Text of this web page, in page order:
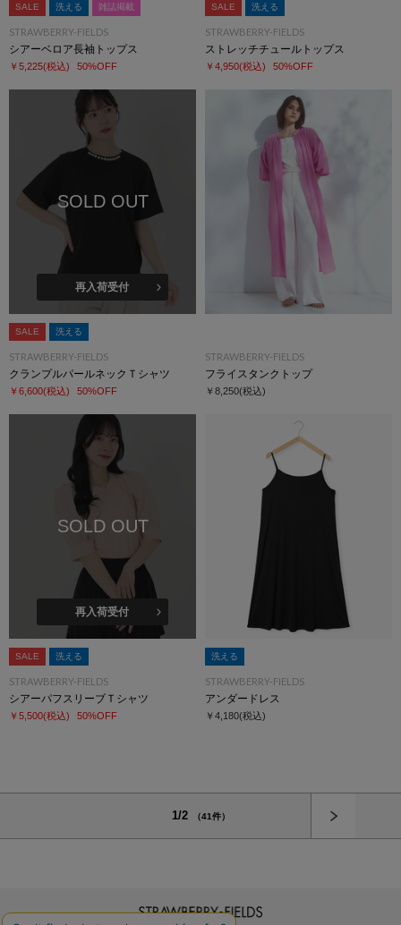
SALE 洗える 雑誌掲載
STRAWBERRY-FIELDS
シアーベロア長袖トップス
￥5,225(税込) 50%OFF
SALE 洗える
STRAWBERRY-FIELDS
ストレッチチュールトップス
￥4,950(税込) 50%OFF
SOLD OUT
再入荷受付
SALE 洗える
STRAWBERRY-FIELDS
クランプルパールネックＴシャツ
￥6,600(税込) 50%OFF
STRAWBERRY-FIELDS
フライスタンクトップ
￥8,250(税込)
SOLD OUT
再入荷受付
SALE 洗える
STRAWBERRY-FIELDS
シアーパフスリーブＴシャツ
￥5,500(税込) 50%OFF
洗える
STRAWBERRY-FIELDS
アンダードレス
￥4,180(税込)
1/2 （41件）